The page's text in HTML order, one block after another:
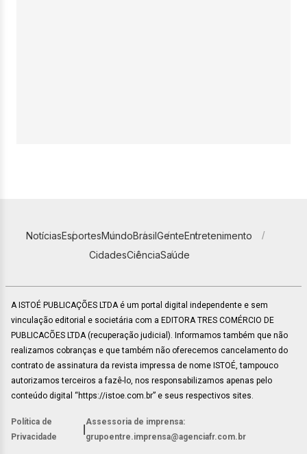
NotíciasEsportesMundoBrasilGenteEntretenimento
CidadesCiênciaSaúde
A ISTOÉ PUBLICAÇÕES LTDA é um portal digital independente e sem
vinculação editorial e societária com a EDITORA TRES COMÉRCIO DE
PUBLICACÕES LTDA (recuperação judicial). Informamos também que não
realizamos cobranças e que também não oferecemos cancelamento do
contrato de assinatura da revista impressa de nome ISTOÉ, tampouco
autorizamos terceiros a fazê-lo, nos responsabilizamos apenas pelo
conteúdo digital “https://istoe.com.br” e seus respectivos sites.
Política de
Privacidade
Assessoria de imprensa:
grupoentre.imprensa@agenciafr.com.br